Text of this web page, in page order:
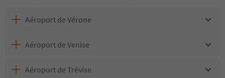
Aéroport de Vérone
Aéroport de Venise
Aéroport de Trévise